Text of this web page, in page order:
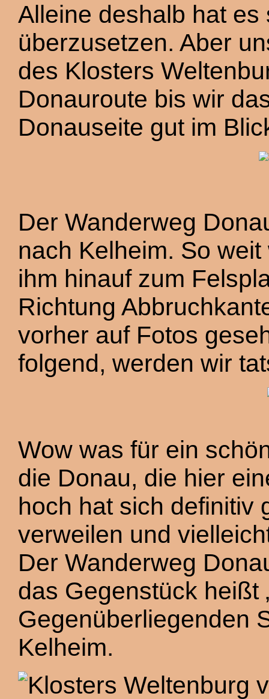
Alleine deshalb hat
überzusetzen. Aber
des Klosters
Donauroute bis wir
Donauseite gut im
Der Wanderweg
nach Kelheim. So
ihm hinauf zum
Richtung
vorher auf Fotos
folgend, werden wir
Wow was für ein
die Donau, die hier
hoch hat sich definitiv
verweilen und
Der Wanderweg
das Gegenstück heißt
Gegenüberliegenden
Kelheim.